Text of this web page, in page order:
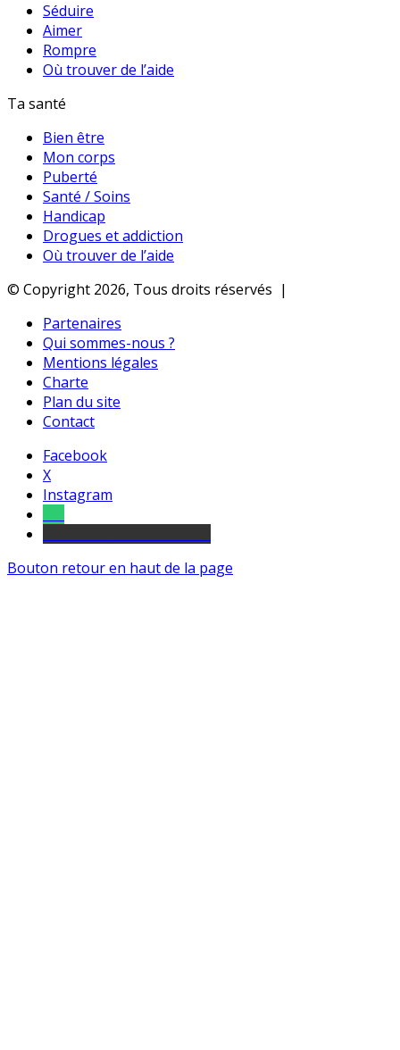
Séduire
Aimer
Rompre
Où trouver de l’aide
Ta santé
Bien être
Mon corps
Puberté
Santé / Soins
Handicap
Drogues et addiction
Où trouver de l’aide
© Copyright 2026, Tous droits réservés |
Partenaires
Qui sommes-nous ?
Mentions légales
Charte
Plan du site
Contact
Facebook
X
Instagram
Bouton retour en haut de la page